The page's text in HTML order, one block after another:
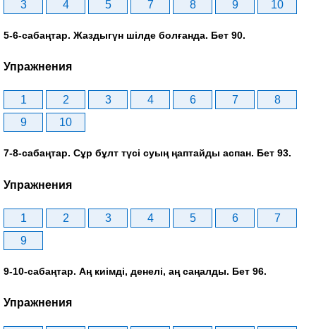
3 4 5 7 8 9 10
5-6-сабаңтар. Жаздыгүн шілде болғанда. Бет 90.
Упражнения
1 2 3 4 6 7
8
9
10
7-8-сабаңтар. Сұр бұлт түсі суың ңаптайды аспан. Бет 93.
Упражнения
1 2 3 4 5 6
7
9
9-10-сабаңтар. Аң киімді, денелі, аң саңалды. Бет 96.
Упражнения